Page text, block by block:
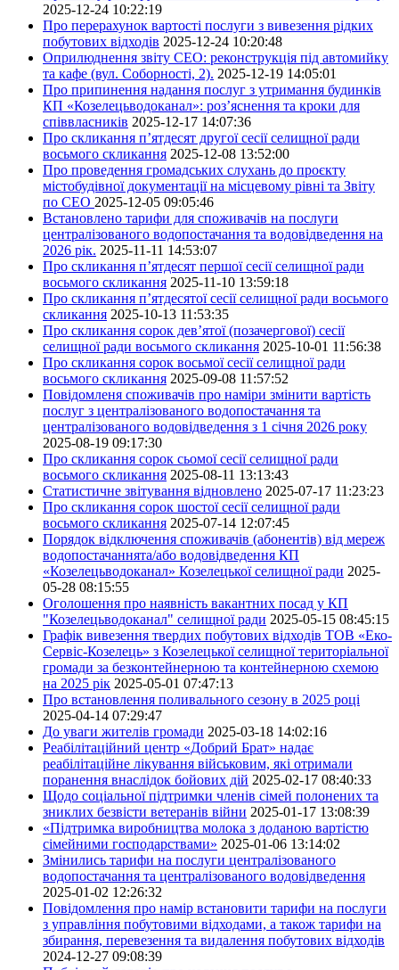
2025-12-24 10:22:19
Про перерахунок вартості послуги з вивезення рідких
побутових відходів 2025-12-24 10:20:48
Оприлюднення звіту СЕО: реконструкція під автомийку
та кафе (вул. Соборності, 2). 2025-12-19 14:05:01
Про припинення надання послуг з утримання будинків
КП «Козелецьводоканал»: роз’яснення та кроки для
співвласників 2025-12-17 14:07:36
Про скликання п’ятдесят другої сесії селищної ради
восьмого скликання 2025-12-08 13:52:00
Про проведення громадських слухань до проєкту
містобудівної документації на місцевому рівні та Звіту
по СЕО 2025-12-05 09:05:46
Встановлено тарифи для споживачів на послуги
централізованого водопостачання та водовідведення на
2026 рік. 2025-11-11 14:53:07
Про скликання п’ятдесят першої сесії селищної ради
восьмого скликання 2025-11-10 13:59:18
Про скликання п’ятдесятої сесії селищної ради восьмого
скликання 2025-10-13 11:53:35
Про скликання сорок дев’ятої (позачергової) сесії
селищної ради восьмого скликання 2025-10-01 11:56:38
Про скликання сорок восьмої сесії селищної ради
восьмого скликання 2025-09-08 11:57:52
Повідомленя споживачів про наміри змінити вартість
послуг з централізованого водопостачання та
централізованого водовідведення з 1 січня 2026 року
2025-08-19 09:17:30
Про скликання сорок сьомої сесії селищної ради
восьмого скликання 2025-08-11 13:13:43
Статистичне звітування відновлено 2025-07-17 11:23:23
Про скликання сорок шостої сесії селищної ради
восьмого скликання 2025-07-14 12:07:45
Порядок відключення споживачів (абонентів) від мереж
водопостачаннята/або водовідведення КП
«Козелецьводоканал» Козелецької селищної ради 2025-
05-28 08:15:55
Оголошення про наявність вакантних посад у КП
"Козелецьводоканал" селищної ради 2025-05-15 08:45:15
Графік вивезення твердих побутових відходів ТОВ «Еко-
Сервіс-Козелець» з Козелецької селищної територіальної
громади за безконтейнерною та контейнерною схемою
на 2025 рік 2025-05-01 07:47:13
Про встановлення поливального сезону в 2025 році
2025-04-14 07:29:47
До уваги жителів громади 2025-03-18 14:02:16
Реабілітаційний центр «Добрий Брат» надає
реабілітаційне лікування військовим, які отримали
поранення внаслідок бойових дій 2025-02-17 08:40:33
Щодо соціальної підтримки членів сімей полонених та
зниклих безвісти ветеранів війни 2025-01-17 13:08:39
«Підтримка виробництва молока з доданою вартістю
сімейними господарствами» 2025-01-06 13:14:02
Змінились тарифи на послуги централізованого
водопостачання та централізованого водовідведення
2025-01-02 12:26:32
Повідомлення про намір встановити тарифи на послуги
з управління побутовими відходами, а також тарифи на
збирання, перевезення та видалення побутових відходів
2024-12-27 09:08:39